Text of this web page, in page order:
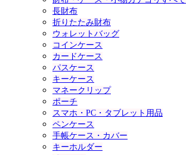
長財布
折りたたみ財布
ウォレットバッグ
コインケース
カードケース
パスケース
キーケース
マネークリップ
ポーチ
スマホ・PC・タブレット用品
ペンケース
手帳ケース・カバー
キーホルダー